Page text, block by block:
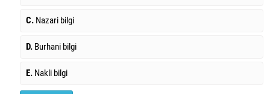
C. Nazari bilgi
D. Burhani bilgi
E. Nakli bilgi